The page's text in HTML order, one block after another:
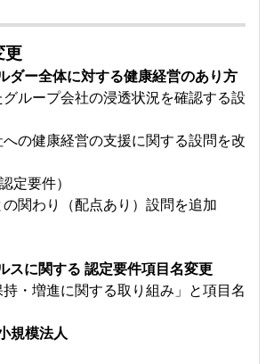
更
ダー全体に対する健康経営のあり方
グループ会社の浸透状況を確認する設
への健康経営の支援に関する設問を改
定要件）
の関わり（配点あり）設問を追加
スに関する 認定要件項目名変更
持・増進に関する取り組み」と項⽬名
規模法人